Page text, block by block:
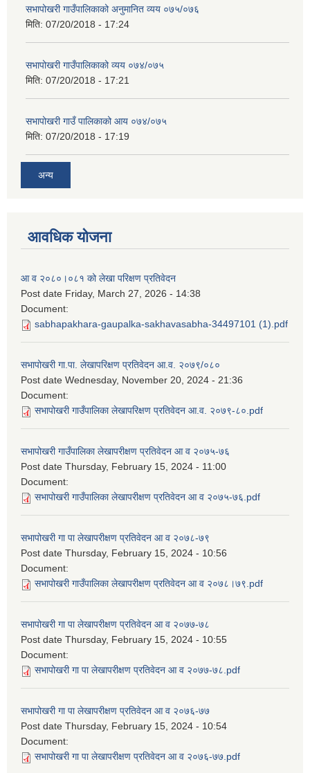
सभापोखरी गाउँपालिकाको अनुमानित व्यय ०७५/०७६
मिति: 07/20/2018 - 17:24
सभापोखरी गाउँपालिकाको व्यय ०७४/०७५
मिति: 07/20/2018 - 17:21
सभापोखरी गाउँ पालिकाको आय ०७४/०७५
मिति: 07/20/2018 - 17:19
अन्य
आवधिक योजना
आ व २०८०।०८१ को लेखा परिक्षण प्रतिवेदन
Post date Friday, March 27, 2026 - 14:38
Document:
sabhapakhara-gaupalka-sakhavasabha-34497101 (1).pdf
सभापोखरी गा.पा. लेखापरिक्षण प्रतिवेदन आ.व. २०७९/०८०
Post date Wednesday, November 20, 2024 - 21:36
Document:
सभापोखरी गाउँपालिका लेखापरिक्षण प्रतिवेदन आ.व. २०७९-८०.pdf
सभापोखरी गाउँपालिका लेखापरीक्षण प्रतिवेदन आ व २०७५-७६
Post date Thursday, February 15, 2024 - 11:00
Document:
सभापोखरी गाउँपालिका लेखापरीक्षण प्रतिवेदन आ व २०७५-७६.pdf
सभापोखरी गा पा लेखापरीक्षण प्रतिवेदन आ व २०७८-७९
Post date Thursday, February 15, 2024 - 10:56
Document:
सभापोखरी गाउँपालिका लेखापरीक्षण प्रतिवेदन आ व २०७८।७९.pdf
सभापोखरी गा पा लेखापरीक्षण प्रतिवेदन आ व २०७७-७८
Post date Thursday, February 15, 2024 - 10:55
Document:
सभापोखरी गा पा लेखापरीक्षण प्रतिवेदन आ व २०७७-७८.pdf
सभापोखरी गा पा लेखापरीक्षण प्रतिवेदन आ व २०७६-७७
Post date Thursday, February 15, 2024 - 10:54
Document:
सभापोखरी गा पा लेखापरीक्षण प्रतिवेदन आ व २०७६-७७.pdf